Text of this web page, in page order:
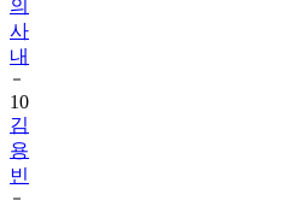
내
10
김
용
빈
11
한